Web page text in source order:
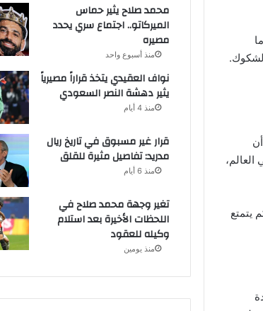
العالم،
بعدما أدار مباريات في نسخة قطر 2022. إنه حكم يتمتع
محمد صلاح يثير حماس
الميركاتو.. اجتماع سري يحدد
مصيره
منذ أسبوع واحد
نواف العقيدي يتخذ قراراً مصيرياً
يثير دهشة النصر السعودي
منذ 4 أيام
قرار غير مسبوق في تاريخ ريال
مدريد: تفاصيل مثيرة للقلق
منذ 6 أيام
تغير وجهة محمد صلاح في
اللحظات الأخيرة بعد استلام
وكيله للعقود
منذ يومين